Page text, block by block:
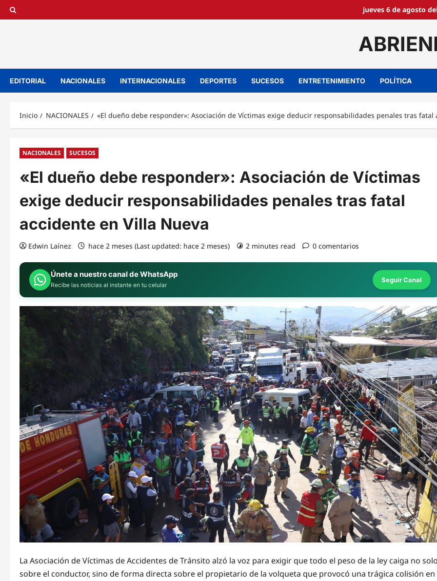
Saltar
jueves 6 de agosto
EDITORIAL NACIONALES INTERNACIONALES DEPORTES SUCESOS ENTRETENIMIENTO POLÍTICA
Inicio NACIONALES «El dueño debe responder»: Asociación de Víctimas exige deducir responsabilidades penales tras fatal
NACIONALES SUCESOS
«El dueño debe responder»: Asociación de Víctimas
exige deducir responsabilidades penales tras fatal
accidente en Villa Nueva
Edwin Laínez hace 2 meses (Last updated: hace 2 meses) 2 minutes read 0 comentarios
Únete a nuestro canal de WhatsApp
Recibe las noticias al instante en tu celular
Seguir Canal
La Asociación de Víctimas de Accidentes de Tránsito alzó la voz para exigir que todo el peso de la ley caiga no
sobre el conductor, sino de forma directa sobre el propietario de la volqueta que provocó una trágica colisión en